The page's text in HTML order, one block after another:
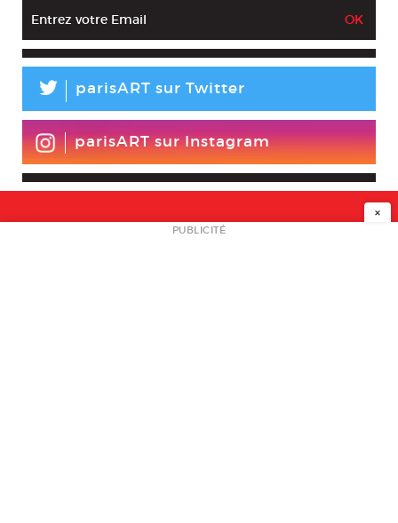
L parisART sur Twitter
parisART sur Instagram
NEWSLETTER
×
PUBLICITÉ